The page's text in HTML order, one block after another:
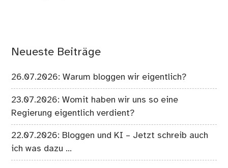
Neueste Beiträge
26.07.2026: Warum bloggen wir eigentlich?
23.07.2026: Womit haben wir uns so eine
Regierung eigentlich verdient?
22.07.2026: Bloggen und KI – Jetzt schreib auch
ich was dazu …